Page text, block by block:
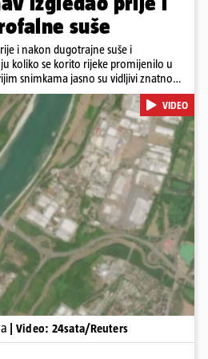
suše
i nakon dugotrajne suše i
koliko se korito rijeke promijenilo u
snimkama jasno su vidljivi znatno
vodene površine, što svjedoči o
Promjene su zabilježene duž cijelog
preko Slovačke, Hrvatske i Srbije, do
je tijekom ljeta 2025. i 2026.
sklopu programa Europske unije
videa...
VIDEO
| Video: 24sata/Reuters